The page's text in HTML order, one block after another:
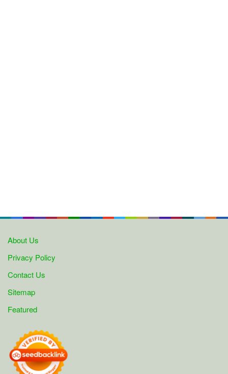
About Us
Privacy Policy
Contact Us
Sitemap
Featured